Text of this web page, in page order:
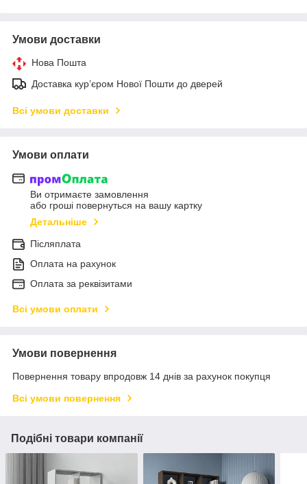
Умови доставки
Нова Пошта
Доставка кур’єром Нової Пошти до дверей
Всі умови доставки
Умови оплати
Ви отримаєте замовлення
або гроші повернуться на вашу картку
Детальніше
Післяплата
Оплата на рахунок
Оплата за реквізитами
Всі умови оплати
Умови повернення
Повернення товару впродовж 14 днів за рахунок покупця
Всі умови повернення
Подібні товари компанії